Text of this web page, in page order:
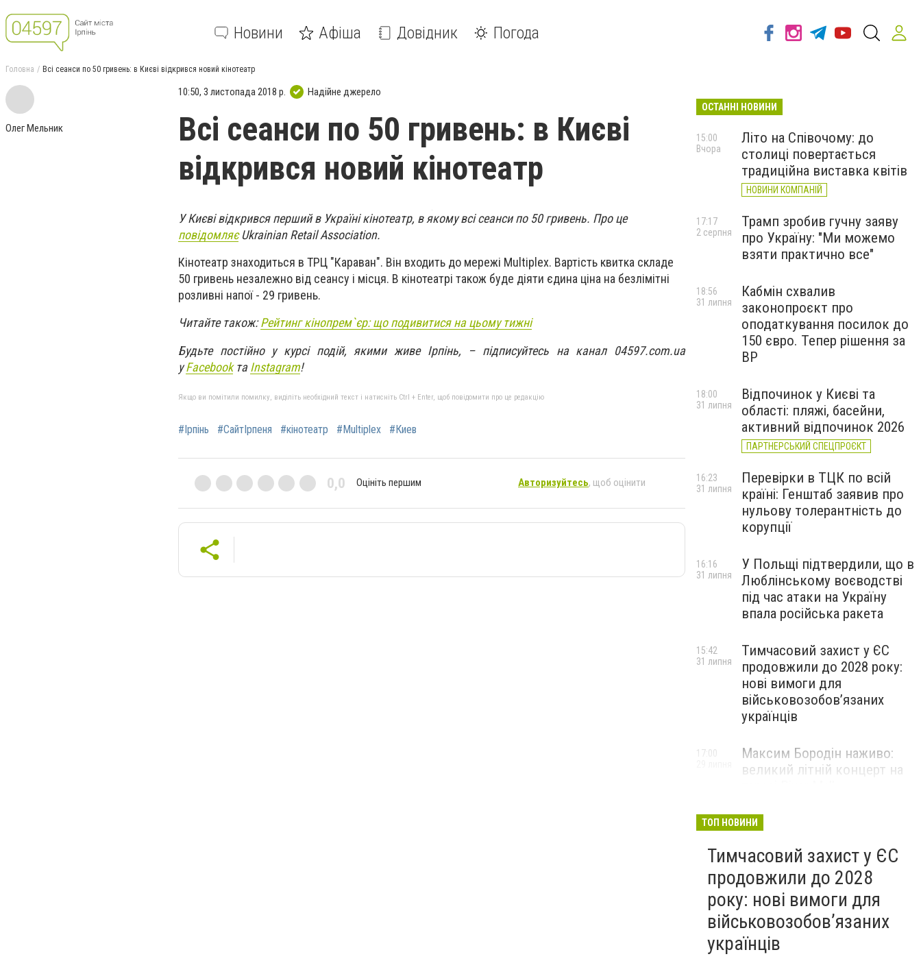
Новини Афіша Довідник Погода
Головна Всі сеанси по 50 гривень: в Києві відкрився новий кінотеатр
Олег Мельник
10:50, 3 листопада 2018 р. Надійне джерело
Всі сеанси по 50 гривень: в Києві
відкрився новий кінотеатр
У Києві відкрився перший в Україні кінотеатр, в якому всі сеанси по 50 гривень. Про це
повідомляєUkrainian Retail Association.
Кінотеатр знаходиться в ТРЦ "Караван". Він входить до мережі Multiplex. Вартість квитка складе
50 гривень незалежно від сеансу і місця. В кінотеатрі також буде діяти єдина ціна на безлімітні
розливні напої - 29 гривень.
Читайте також:Рейтинг кінопрем`єр: що подивитися на цьому тижні
Будьте постійно у курсі подій, якими живе Ірпінь, – підписуйтесь на канал 04597.com.ua
уFacebookтаInstagram!
Якщо ви помітили помилку, виділіть необхідний текст і натисніть Ctrl + Enter, щоб повідомити про це редакцію
#Ірпінь #СайтІрпеня #кінотеатр #Multiplex #Киев
0,0 Оцініть першим Авторизуйтесь, щоб оцінити
ОСТАННІ НОВИНИ
Літо на Співочому: до
столиці повертається
традиційна виставка квітів
НОВИНИ КОМПАНІЙ
15:00
Вчора
Трамп зробив гучну заяву
про Україну: "Ми можемо
взяти практично все"
17:17
2 серпня
Кабмін схвалив
законопроєкт про
оподаткування посилок до
150 євро. Тепер рішення за
ВР
18:56
31 липня
Відпочинок у Києві та
області: пляжі, басейни,
активний відпочинок 2026
ПАРТНЕРСЬКИЙ СПЕЦПРОЄКТ
18:00
31 липня
Перевірки в ТЦК по всій
країні: Генштаб заявив про
нульову толерантність до
корупції
16:23
31 липня
У Польщі підтвердили, що в
Люблінському воєводстві
під час атаки на Україну
впала російська ракета
16:16
31 липня
Тимчасовий захист у ЄС
продовжили до 2028 року:
нові вимоги для
військовозобов’язаних
українців
15:42
31 липня
Максим Бородін наживо:
великий літній концерт на
17:00
ТОП НОВИНИ
Тимчасовий захист у ЄС
продовжили до 2028
року: нові вимоги для
військовозобов’язаних
українців